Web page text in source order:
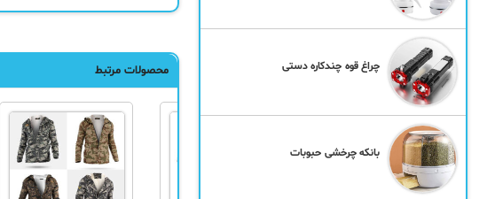
محصولات مرتبط چراغ قوه چندکاره دستی
بانکه چرخشی حبوبات